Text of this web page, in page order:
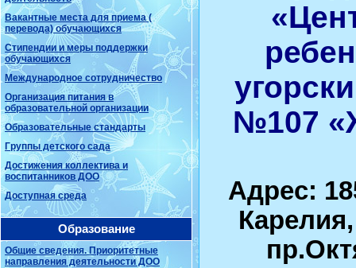
Вакантные места для приема (
перевода) обучающихся
Стипендии и меры поддержки
обучающихся
Международное сотрудничество
Организация питания в
образовательной организации
Образовательные стандарты
Группы детского сада
Достижения коллектива и
воспитанников ДОО
Доступная среда
Образование
Общие сведения. Приоритетные
направления деятельности ДОО
№107
Адрес: